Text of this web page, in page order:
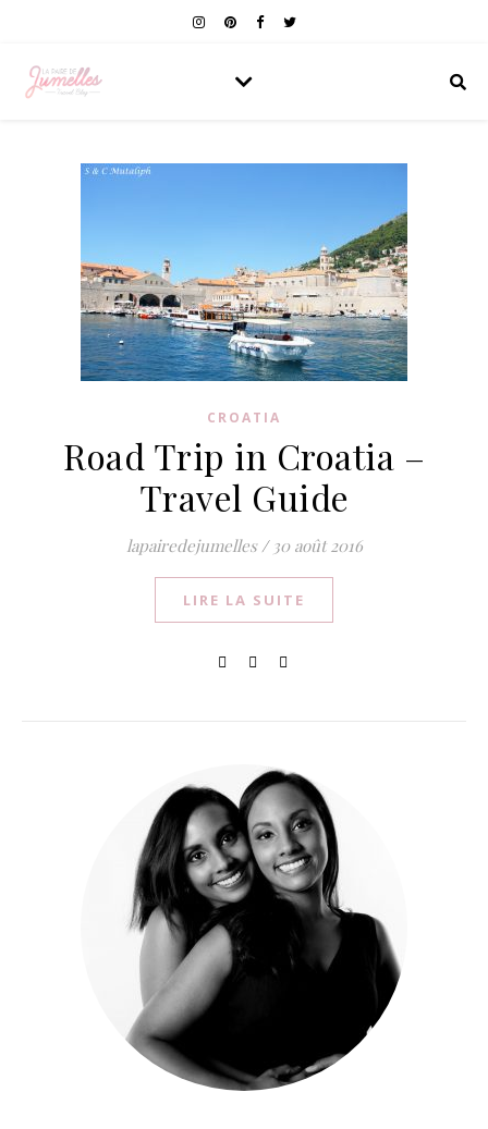
CROATIA
Road Trip in Croatia –
Travel Guide
lapairedejumelles / 30 août 2016
LIRE LA SUITE